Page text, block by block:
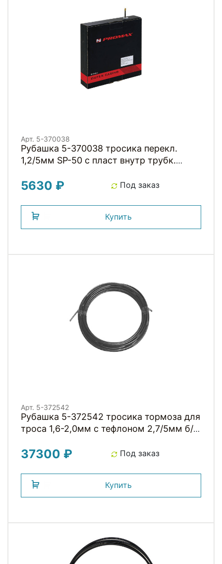
Арт. 5-370038
Рубашка 5-370038 тросика перекл.
1,2/5мм SP-50 с пласт внутр трубк.
PROMAX
5630 ₽ Под заказ
Купить
Арт. 5-372542
Рубашка 5-372542 тросика тормоза для
троса 1,6-2,0мм с тефлоном 2,7/5мм б/
37300 ₽ Под заказ
Купить